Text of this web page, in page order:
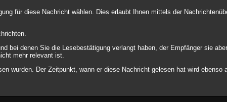
für diese Nachricht wählen. Dies erlaubt Ihnen mittels der
bei denen Sie die Lesebestätigung verlangt haben, der Empfänger sie
mehr relevant ist.
wurden. Der Zeitpunkt, wann er diese Nachricht gelesen hat wird ebenso